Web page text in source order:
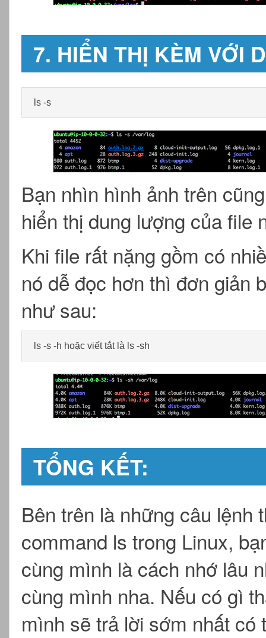
7. HIỂN THỊ KÈM VỚI
ls -s
Bạn nhìn hình ảnh trên
hiển thị dung lượng của file
Khi file rất nặng gồm có
nó dễ đọc hơn thì đơn giản
như sau:
ls -s -h hoặc viết tắt là ls -sh
TỔNG KẾT:
Bên trên là những câu lệnh
command ls trong Linux,
cùng mình là cách nhớ lâu
cùng mình nha. Nếu có gì
mình sẽ trả lời sớm nhất có